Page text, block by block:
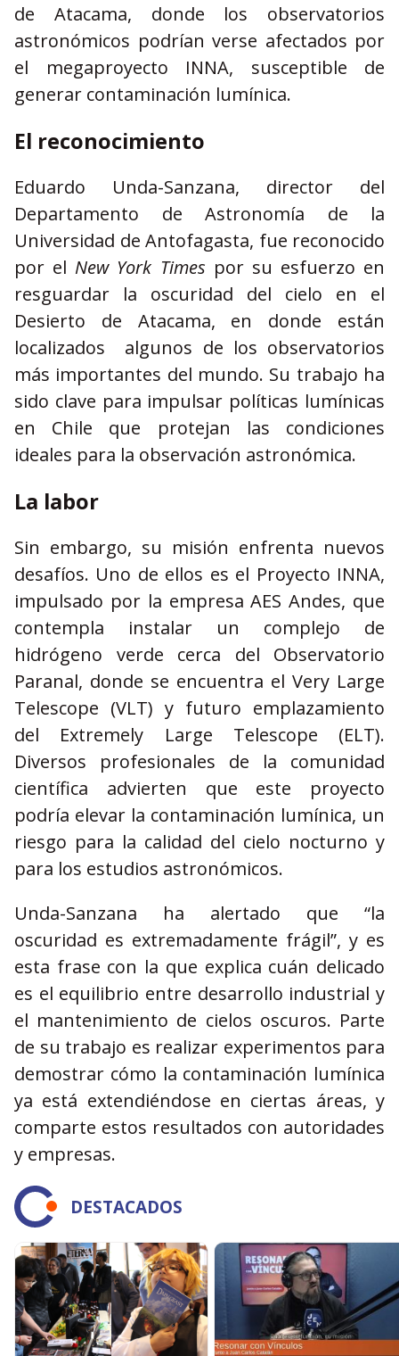
de Atacama, donde los observatorios
astronómicos podrían verse afectados por
el megaproyecto INNA, susceptible de
generar contaminación lumínica.
El reconocimiento
Eduardo Unda-Sanzana, director del
Departamento de Astronomía de la
Universidad de Antofagasta, fue reconocido
por el New York Times por su esfuerzo en
resguardar la oscuridad del cielo en el
Desierto de Atacama, en donde están
localizados algunos de los observatorios
más importantes del mundo. Su trabajo ha
sido clave para impulsar políticas lumínicas
en Chile que protejan las condiciones
ideales para la observación astronómica.
La labor
Sin embargo, su misión enfrenta nuevos
desafíos. Uno de ellos es el Proyecto INNA,
impulsado por la empresa AES Andes, que
contempla instalar un complejo de
hidrógeno verde cerca del Observatorio
Paranal, donde se encuentra el Very Large
Telescope (VLT) y futuro emplazamiento
del Extremely Large Telescope (ELT).
Diversos profesionales de la comunidad
científica advierten que este proyecto
podría elevar la contaminación lumínica, un
riesgo para la calidad del cielo nocturno y
para los estudios astronómicos.
Unda-Sanzana ha alertado que “la
oscuridad es extremadamente frágil”, y es
esta frase con la que explica cuán delicado
es el equilibrio entre desarrollo industrial y
el mantenimiento de cielos oscuros. Parte
de su trabajo es realizar experimentos para
demostrar cómo la contaminación lumínica
ya está extendiéndose en ciertas áreas, y
comparte estos resultados con autoridades
y empresas.
DESTACADOS